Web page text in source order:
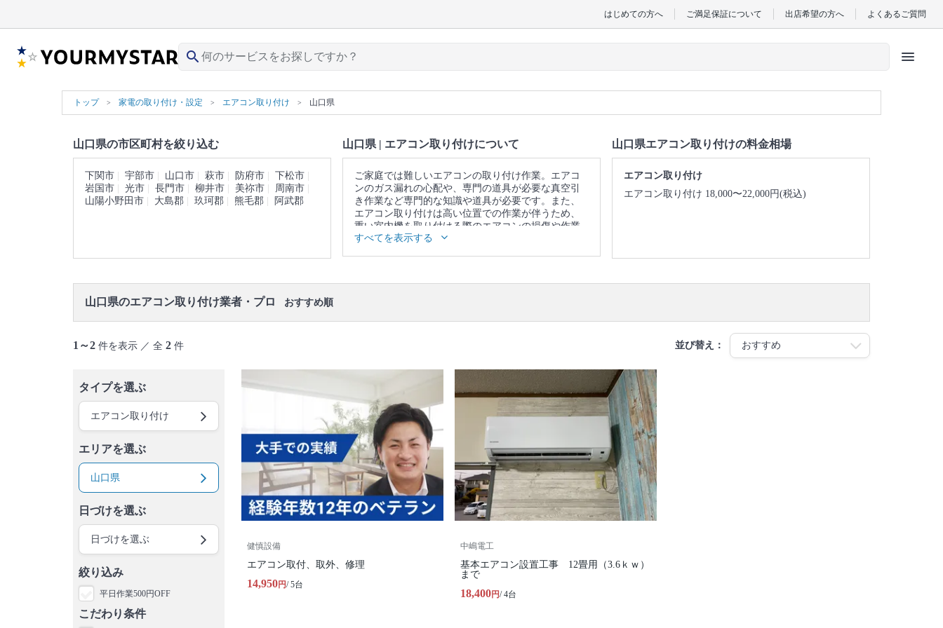
はじめての方へ ご満足保証について 出店希望の方へ よくあるご質問
search menu
トップ 家電の取り付け・設定 エアコン取り付け 山口県
山口県の市区町村を絞り込む
下関市 宇部市 山口市 萩市 防府市
下松市
岩国市
光市 長門市 柳井市 美祢市
周南市
山陽小野田市
大島郡 玖珂郡 熊毛郡 阿武郡
山口県 | エアコン取り付けについて
ご家庭では難しいエアコンの取り付け作業。エアコ
ンのガス漏れの心配や、専門の道具が必要な真空引
き作業など専門的な知識や道具が必要です。また、
エアコン取り付けは高い位置での作業が伴うため、
重い室内機を取り付ける際のエアコンの損傷や作業
中の怪我の恐れがありますが、プロに頼めば安心で
口コミもご参照ください。
すべてを表示する
山口県エアコン取り付けの料金相場
エアコン取り付け
エアコン取り付け 18,000〜22,000円(税込)
山口県のエアコン取り付け業者・プロ おすすめ順
1～2 件を表示 ／ 全 2 件 並び替え：
タイプを選ぶ
エアコン取り付け
エリアを選ぶ
山口県
日づけを選ぶ
日づけを選ぶ
絞り込み
平日作業500円OFF
こだわり条件
健慎設備
エアコン取付、取外、修理
14,950円/ 5台
中嶋電工
基本エアコン設置工事 12畳用（3.6ｋｗ）
まで
18,400円/ 4台